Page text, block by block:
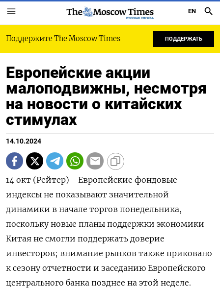
РУССКАЯ СЛУЖБА
EN
Поддержите The Moscow Times ПОДДЕРЖАТЬ
Европейские акции
малоподвижны, несмотря
на новости о китайских
стимулах
14.10.2024
14 окт (Рейтер) - Европейские фондовые
индексы не показывают значительной
динамики в начале торгов понедельника,
поскольку новые планы поддержки экономики
Китая не смогли поддержать доверие
инвесторов; внимание рынков также приковано
к сезону отчетности и заседанию Европейского
центрального банка позднее на этой неделе.